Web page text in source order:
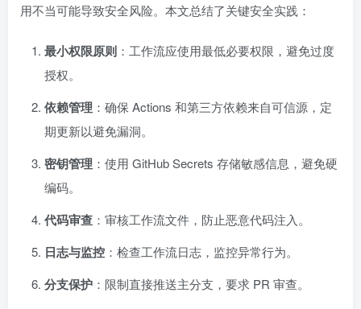
用不当可能导致安全风险。本文总结了关键安全实践：
最小权限原则 ：工作流应使用最低必要权限，避免过度
授权。
依赖管理 ：确保 Actions 和第三方依赖来自可信源，定
期更新以避免漏洞。
密钥管理 ：使用 GitHub Secrets 存储敏感信息，避免硬
编码。
代码审查 ：审核工作流文件，防止恶意代码注入。
日志与监控 ：检查工作流日志，监控异常行为。
分支保护 ：限制直接推送主分支，要求 PR 审查。